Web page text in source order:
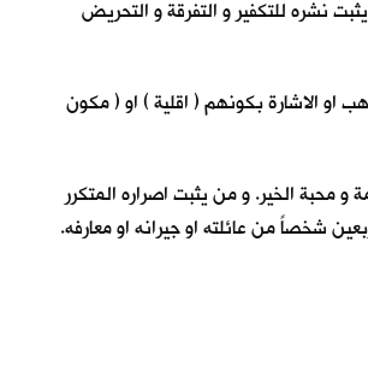
نشره للتكفير و التفرقة و التحريض
او الاشارة بكونهم ( اقلية ) او ( مكون
و محبة الخير. و من يثبت اصراره المتكرر
شخصاً من عائلته او جيرانه او معارفه.